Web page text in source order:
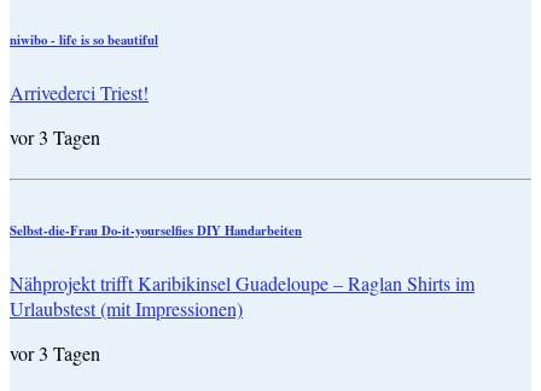
niwibo - life is so beautiful
Arrivederci Triest!
vor 3 Tagen
Selbst-die-Frau Do-it-yourselfies DIY Handarbeiten
Nähprojekt trifft Karibikinsel Guadeloupe – Raglan Shirts im
Urlaubstest (mit Impressionen)
vor 3 Tagen